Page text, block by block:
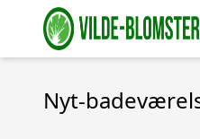
Nyt-